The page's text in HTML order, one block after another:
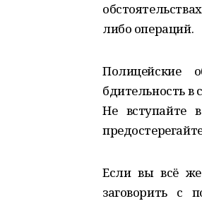
либо операций.
Полицейские
бдительность в
Не вступайте
Если вы всё
заговорить с